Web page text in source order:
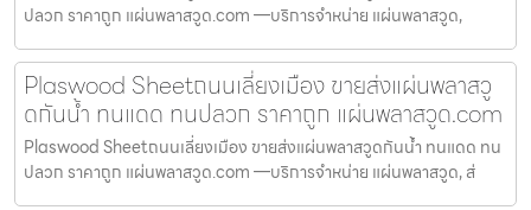
ปลวก ราคาถูก แผ่นพลาสวูด.com —บริการจำหน่าย แผ่นพลาสวูด,
Plaswood Sheetถนนเลี่ยงเมือง ขายส่งแผ่นพลาสวู
ดกันน้ำ ทนแดด ทนปลวก ราคาถูก แผ่นพลาสวูด.com
Plaswood Sheetถนนเลี่ยงเมือง ขายส่งแผ่นพลาสวูดกันน้ำ ทนแดด ทน
ปลวก ราคาถูก แผ่นพลาสวูด.com —บริการจำหน่าย แผ่นพลาสวูด, ส่